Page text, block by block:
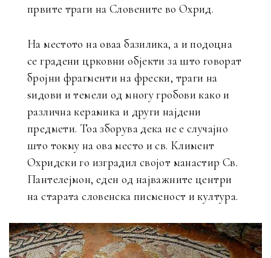
првите траги на Словените во Охрид.
На местото на оваа базилика, а и подоцна
се градени црковни објекти за што говорат
бројни фрагменти на фрески, траги на
ѕидови и темели од многу гробови како и
различна керамика и други најдени
предмети. Тоа зборува дека не е случајно
што токму на ова место и св. Климент
Охридски го изградил својот манастир Св.
Пантелејмон, еден од најважните центри
на старата словенска писменост и култура.